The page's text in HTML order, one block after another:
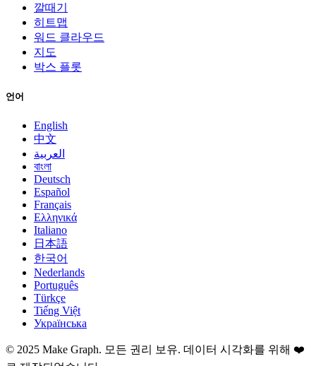
깔때기
히트맵
워드 클라우드
지도
박스 플롯
언어
English
中文
العربية
বাংলা
Deutsch
Español
Français
Ελληνικά
Italiano
日本語
한국어
Nederlands
Português
Türkçe
Tiếng Việt
Українська
© 2025 Make Graph. 모든 권리 보유. 데이터 시각화를 위해 ❤️